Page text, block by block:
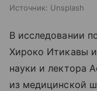
Источник: Unsplash
В исследовании
Хироко Итикавы
науки и лектора
из медицинской